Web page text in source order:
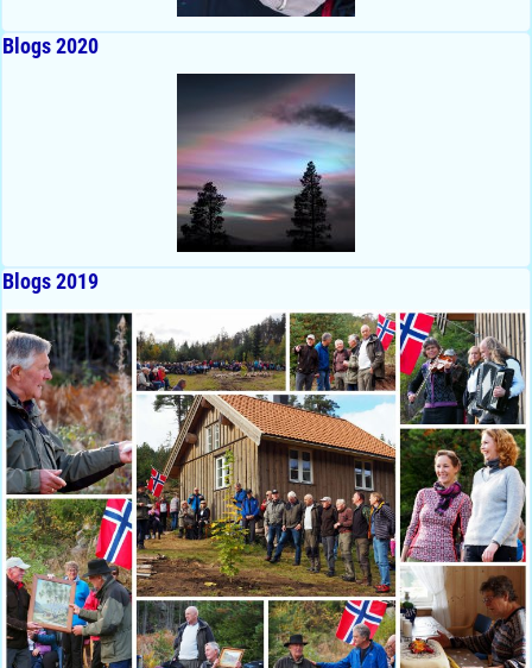
Blogs 2020
Blogs 2019